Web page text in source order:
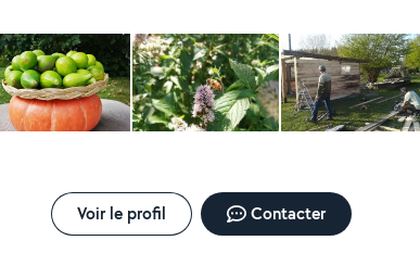
Voir le profil Contacter